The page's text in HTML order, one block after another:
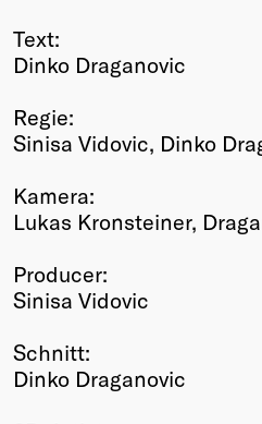
Text:
Dinko Draganovic
Regie:
Sinisa Vidovic, Dinko
Kamera:
Lukas Kronsteiner,
Producer:
Sinisa Vidovic
Schnitt:
Dinko Draganovic